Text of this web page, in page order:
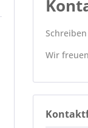
Wir